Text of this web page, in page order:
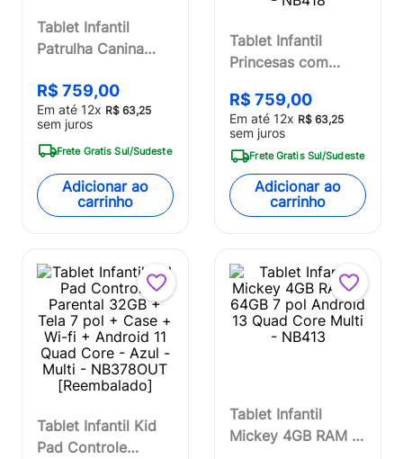
Tablet Infantil
Patrulha Canina
64GB Tela 7 pol
Android 13 Quad
Core Multi - NB421
R$ 759,00
Em até 12x R$ 63,25
sem juros
Frete Gratis Sul/Sudeste
Adicionar ao
carrinho
Tablet Infantil
Princesas com
4GB RAM + 64GB +
Tela 7 pol + Case +
Wi-fi + Android 13
+ Quad Core Multi
- NB418
R$ 759,00
Em até 12x R$ 63,25
sem juros
Frete Gratis Sul/Sudeste
Adicionar ao
carrinho
Tablet Infantil Kid
Pad Controle
Tablet Infantil
Mickey 4GB RAM +